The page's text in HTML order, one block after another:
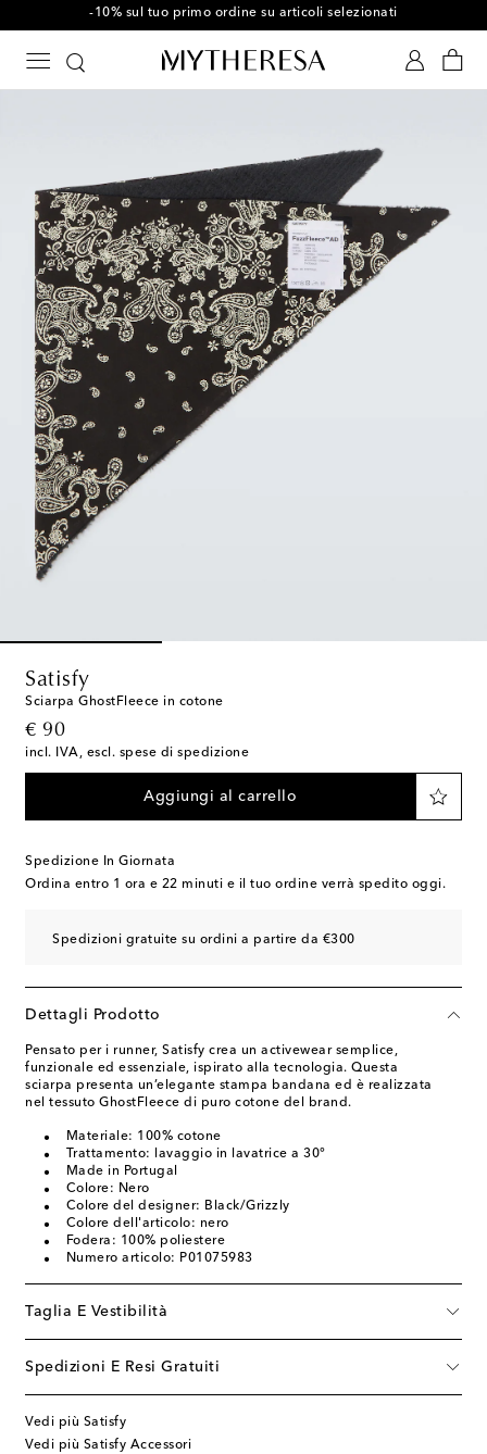
-10% sul tuo primo ordine su articoli selezionati
Satisfy
Sciarpa GhostFleece in cotone
€ 90
original price
incl. IVA, escl. spese di spedizione
Aggiungi al carrello
Spedizione In Giornata
Ordina entro 1 ora e 22 minuti e il tuo ordine verrà spedito oggi.
Spedizioni gratuite su ordini a partire da €300
Dettagli Prodotto
Pensato per i runner, Satisfy crea un activewear semplice,
funzionale ed essenziale, ispirato alla tecnologia. Questa
sciarpa presenta un’elegante stampa bandana ed è realizzata
nel tessuto GhostFleece di puro cotone del brand.
Materiale: 100% cotone
Trattamento: lavaggio in lavatrice a 30°
Made in Portugal
Colore: Nero
Colore del designer: Black/Grizzly
Colore dell'articolo: nero
Fodera: 100% poliestere
Numero articolo: P01075983
Taglia E Vestibilità
Spedizioni E Resi Gratuiti
Vedi più Satisfy
Vedi più Satisfy Accessori